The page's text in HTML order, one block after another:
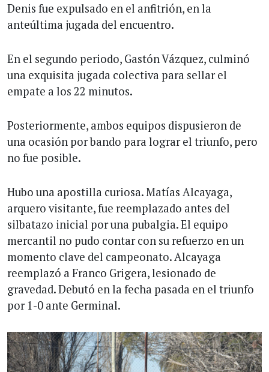
Denis fue expulsado en el anfitrión, en la
anteúltima jugada del encuentro.
En el segundo periodo, Gastón Vázquez, culminó
una exquisita jugada colectiva para sellar el
empate a los 22 minutos.
Posteriormente, ambos equipos dispusieron de
una ocasión por bando para lograr el triunfo, pero
no fue posible.
Hubo una apostilla curiosa. Matías Alcayaga,
arquero visitante, fue reemplazado antes del
silbatazo inicial por una pubalgia. El equipo
mercantil no pudo contar con su refuerzo en un
momento clave del campeonato. Alcayaga
reemplazó a Franco Grigera, lesionado de
gravedad. Debutó en la fecha pasada en el triunfo
por 1-0 ante Germinal.